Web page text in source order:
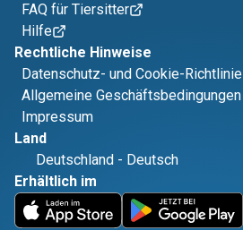
FAQ für Tiersitter
Hilfe
Rechtliche Hinweise
Datenschutz- und Cookie-Richtlinie
Allgemeine Geschäftsbedingungen
Impressum
Land
Deutschland - Deutsch
Erhältlich im